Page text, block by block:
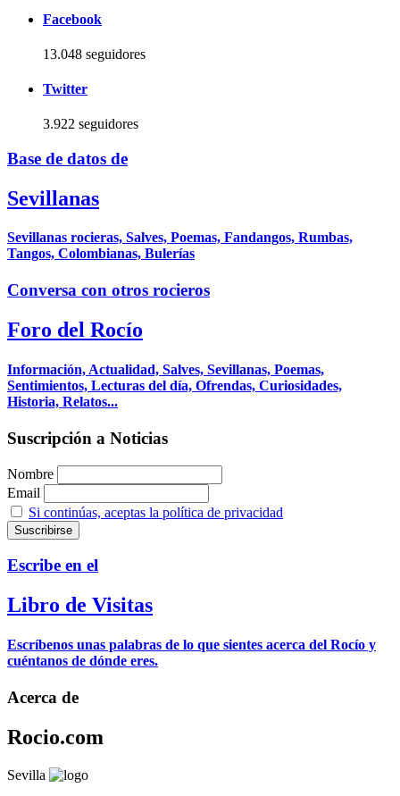
Facebook
13.048 seguidores
Twitter
3.922 seguidores
Base de datos de
Sevillanas
Sevillanas rocieras, Salves, Poemas, Fandangos, Rumbas,
Tangos, Colombianas, Bulerías
Conversa con otros rocieros
Foro del Rocío
Información, Actualidad, Salves, Sevillanas, Poemas,
Sentimientos, Lecturas del día, Ofrendas, Curiosidades,
Historia, Relatos...
Suscripción a Noticias
Nombre
Email
Si continúas, aceptas la política de privacidad
Escribe en el
Libro de Visitas
Escríbenos unas palabras de lo que sientes acerca del Rocío y
cuéntanos de dónde eres.
Acerca de
Rocio.com
Sevilla